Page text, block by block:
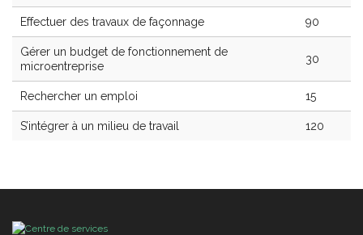
Effectuer des travaux de façonnage 90
Gérer un budget de fonctionnement de
microentreprise
30
Rechercher un emploi 15
S’intégrer à un milieu de travail 120
Centre